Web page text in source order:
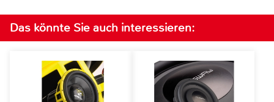
Das könnte Sie auch interessieren: